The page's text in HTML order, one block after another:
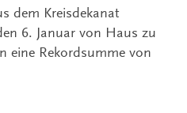
dem Kreisdekanat
6. Januar von Haus zu
eine Rekordsumme von